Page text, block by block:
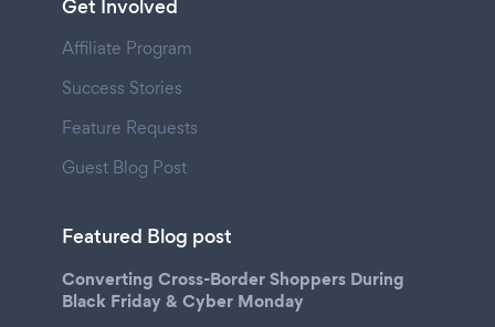
Get Involved
Affiliate Program
Success Stories
Feature Requests
Guest Blog Post
Featured Blog post
Converting Cross-Border Shoppers During
Black Friday & Cyber Monday